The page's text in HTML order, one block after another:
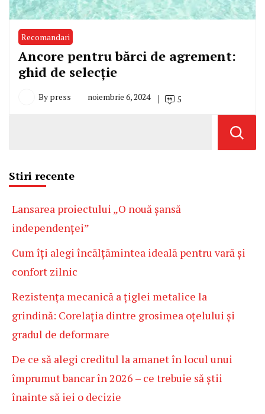
Recomandari
Ancore pentru bărci de agrement:
ghid de selecție
By press noiembrie 6, 2024 5
Stiri recente
Lansarea proiectului „O nouă șansă
independenței”
Cum îți alegi încălțămintea ideală pentru vară și
confort zilnic
Rezistența mecanică a țiglei metalice la
grindină: Corelația dintre grosimea oțelului și
gradul de deformare
De ce să alegi creditul la amanet în locul unui
împrumut bancar în 2026 – ce trebuie să știi
înainte să iei o decizie